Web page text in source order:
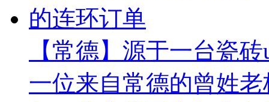
【常德】源于一台瓷
一位来自常德的曾姓